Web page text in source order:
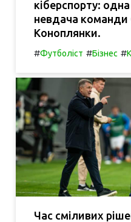
кіберспорту:
невдача команди
Коноплянки.
#Футболіст #Бізнес #
Час сміливих